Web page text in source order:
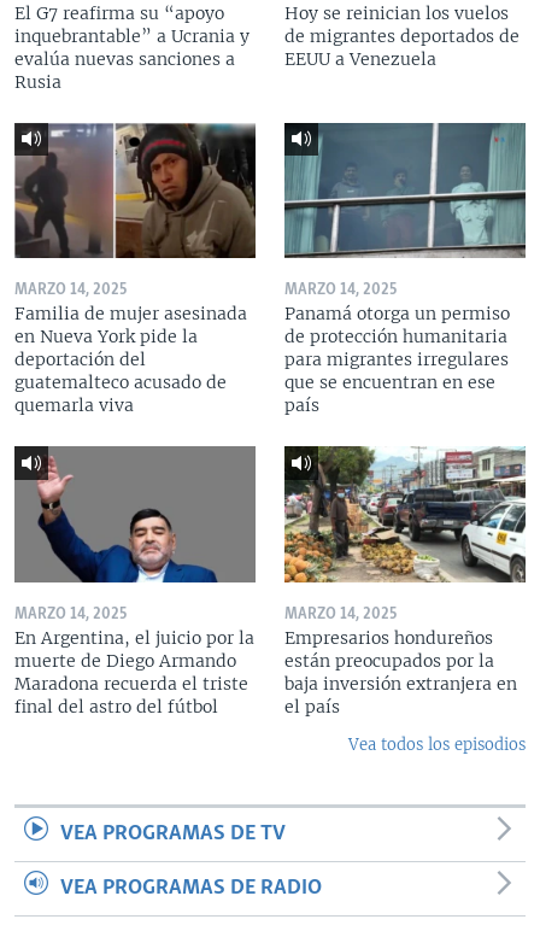
El G7 reafirma su “apoyo
inquebrantable” a Ucrania y
evalúa nuevas sanciones a
Rusia
Hoy se reinician los vuelos
de migrantes deportados de
EEUU a Venezuela
MARZO 14, 2025
Familia de mujer asesinada
en Nueva York pide la
deportación del
guatemalteco acusado de
quemarla viva
MARZO 14, 2025
Panamá otorga un permiso
de protección humanitaria
para migrantes irregulares
que se encuentran en ese
país
MARZO 14, 2025
En Argentina, el juicio por la
muerte de Diego Armando
Maradona recuerda el triste
final del astro del fútbol
MARZO 14, 2025
Empresarios hondureños
están preocupados por la
baja inversión extranjera en
el país
Vea todos los episodios
VEA PROGRAMAS DE TV
VEA PROGRAMAS DE RADIO